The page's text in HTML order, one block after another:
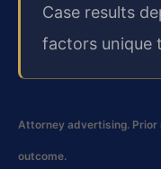
Case results
factors unique
Attorney advertising.
outcome.